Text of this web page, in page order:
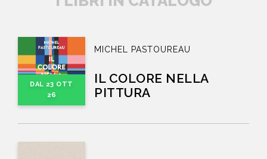
DAL 23 OTT
26
MICHEL PASTOUREAU
IL COLORE NELLA
PITTURA